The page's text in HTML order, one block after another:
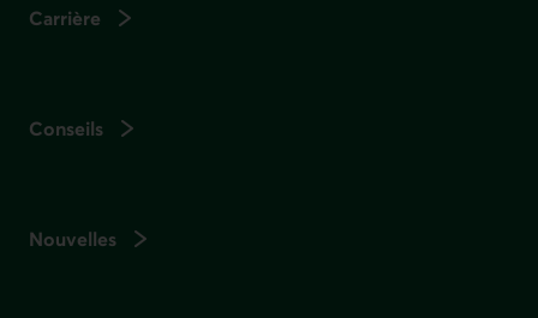
Carrière
Conseils
Nouvelles